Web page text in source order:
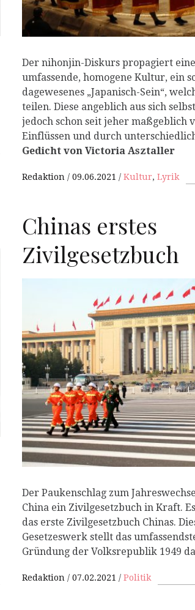
Der nihonjin-Diskurs propagiert eine
umfassende, homogene Kultur, ein
dagewesenes „Japanisch-Sein“,
teilen. Diese angeblich aus sich
jedoch schon seit jeher maßgeblich
Einflüssen und durch
Gedicht von Victoria Asztaller
Redaktion 09.06.2021 Kultur, Lyrik
Chinas erstes
Zivilgesetzbuch
Der Paukenschlag zum
China ein Zivilgesetzbuch in Kraft.
das erste Zivilgesetzbuch Chinas.
Gesetzeswerk stellt das
Gründung der Volksrepublik 1949
Redaktion 07.02.2021 Politik